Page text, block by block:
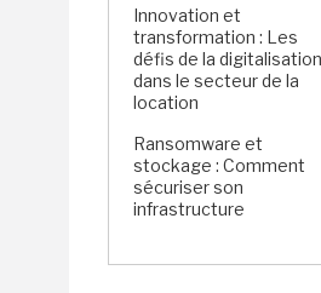
Innovation et
transformation : Les
défis de la digitalisation
dans le secteur de la
location
Ransomware et
stockage : Comment
sécuriser son
infrastructure